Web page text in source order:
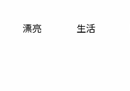
運勢
漂亮 生活